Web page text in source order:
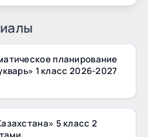
планирование
2026-2027
5 класс 2